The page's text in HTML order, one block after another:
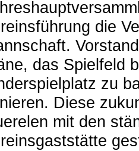
die
das Spielfeld
zu
Diese
mit den